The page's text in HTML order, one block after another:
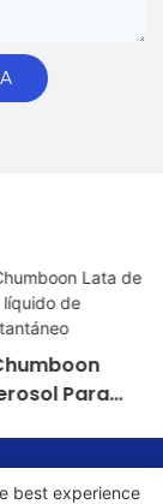
Para
Group Co.,
best experience